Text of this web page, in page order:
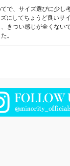
で、サイズ選びに少し
にしてちょうど良いサ
きつい感じが全くないで